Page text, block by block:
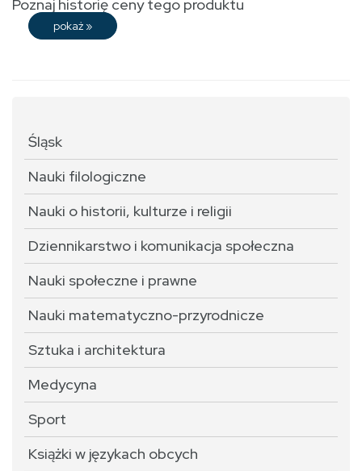
Poznaj historię ceny tego produktu
pokaż »
Śląsk
Nauki filologiczne
Nauki o historii, kulturze i religii
Dziennikarstwo i komunikacja społeczna
Nauki społeczne i prawne
Nauki matematyczno-przyrodnicze
Sztuka i architektura
Medycyna
Sport
Książki w językach obcych